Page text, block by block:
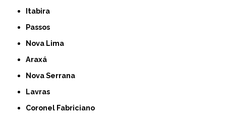
Itabira
Passos
Nova Lima
Araxá
Nova Serrana
Lavras
Coronel Fabriciano